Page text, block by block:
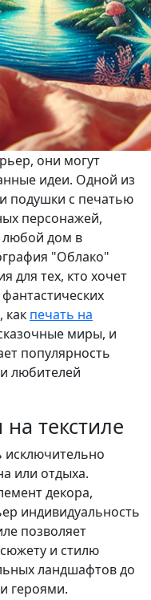
они могут
идеи. Одной из
подушки с печатью
персонажей,
любой дом в
"Облако"
для тех, кто хочет
как печать на
миры, и
популярность
любителей
текстиле
исключительно
или отдыха.
декора,
индивидуальность
позволяет
и стилю
ландшафтов до
героями.